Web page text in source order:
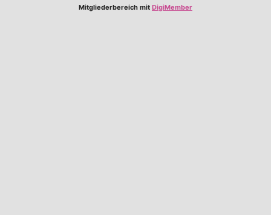
Mitgliederbereich mit DigiMember